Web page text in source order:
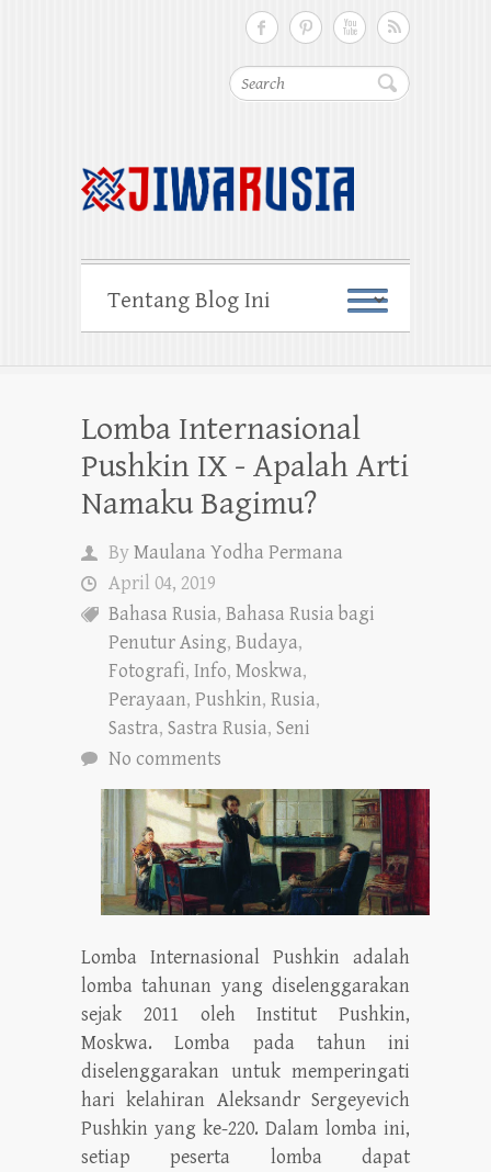
Cari
Lomba Internasional
Pushkin IX - Apalah Arti
Namaku Bagimu?
ByMaulana Yodha Permana
April 04, 2019
Bahasa Rusia, Bahasa Rusia bagi
Penutur Asing, Budaya,
Fotografi, Info, Moskwa,
Perayaan, Pushkin, Rusia,
Sastra, Sastra Rusia, Seni
No comments
Lomba Internasional Pushkin adalah
lomba tahunan yang diselenggarakan
sejak 2011 oleh Institut Pushkin,
Moskwa. Lomba pada tahun ini
diselenggarakan untuk memperingati
hari kelahiran Aleksandr Sergeyevich
Pushkin yang ke-220. Dalam lomba ini,
setiap peserta lomba dapat